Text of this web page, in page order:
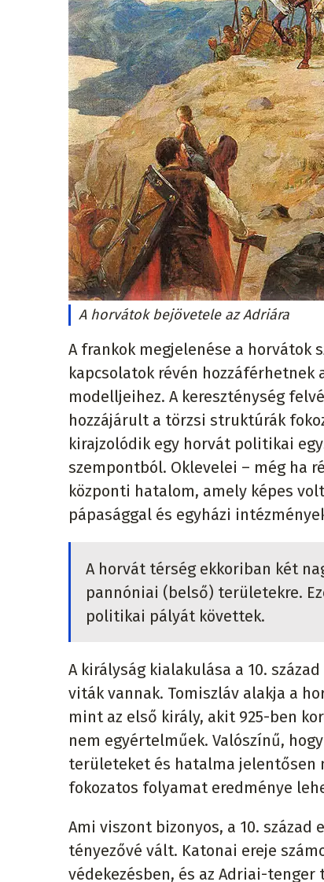
A horvátok bejövetele az Adriára
A frankok megjelenése a
kapcsolatok révén
modelljeihez. A kereszténység
hozzájárult a törzsi struktúrák
kirajzolódik egy horvát politikai
szempontból. Oklevelei – még ha
központi hatalom, amely képes
pápasággal és egyházi
A horvát térség ekkoriban két
pannóniai (belső) területekre.
politikai pályát követtek.
A királyság kialakulása a 10.
viták vannak. Tomiszláv alakja a
mint az első király, akit 925-ben
nem egyértelműek. Valószínű,
területeket és hatalma jelentősen
fokozatos folyamat eredménye
Ami viszont bizonyos, a 10.
tényezővé vált. Katonai ereje
védekezésben, és az Adriai-